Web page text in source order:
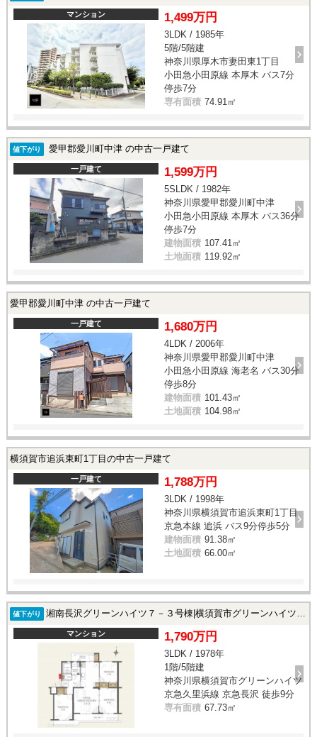
マンション 1,499万円
3LDK / 1985年
5階/5階建
神奈川県厚木市妻田東1丁目
小田急小田原線 本厚木 バス7分
停歩7分
専有面積 74.91㎡
値下がり 愛甲郡愛川町中津 の中古一戸建て
一戸建て 1,599万円
5SLDK / 1982年
神奈川県愛甲郡愛川町中津
小田急小田原線 本厚木 バス36分
停歩7分
建物面積 107.41㎡
土地面積 119.92㎡
愛甲郡愛川町中津 の中古一戸建て
一戸建て 1,680万円
4LDK / 2006年
神奈川県愛甲郡愛川町中津
小田急小田原線 海老名 バス30分
停歩8分
建物面積 101.43㎡
土地面積 104.98㎡
横須賀市追浜東町1丁目の中古一戸建て
一戸建て 1,788万円
3LDK / 1998年
神奈川県横須賀市追浜東町1丁目
京急本線 追浜 バス9分停歩5分
建物面積 91.38㎡
土地面積 66.00㎡
値下がり 湘南長沢グリーンハイツ７－３号棟|横須賀市グリーンハイツ の中古マンション
マンション 1,790万円
3LDK / 1978年
1階/5階建
神奈川県横須賀市グリーンハイツ
京急久里浜線 京急長沢 徒歩9分
専有面積 67.73㎡